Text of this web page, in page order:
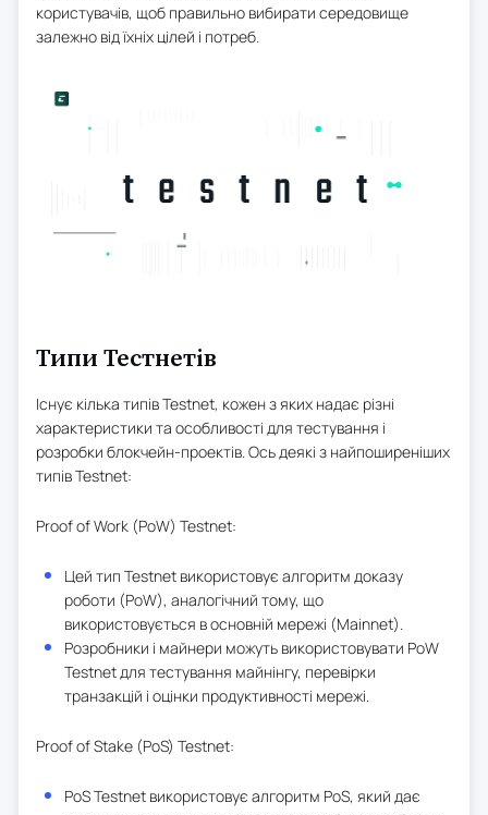
користувачів, щоб правильно вибирати середовище
залежно від їхніх цілей і потреб.
Типи Тестнетів
Існує кілька типів Testnet, кожен з яких надає різні
характеристики та особливості для тестування і
розробки блокчейн-проектів. Ось деякі з найпоширеніших
типів Testnet:
Proof of Work (PoW) Testnet:
Цей тип Testnet використовує алгоритм доказу
роботи (PoW), аналогічний тому, що
використовується в основній мережі (Mainnet).
Розробники і майнери можуть використовувати PoW
Testnet для тестування майнінгу, перевірки
транзакцій і оцінки продуктивності мережі.
Proof of Stake (PoS) Testnet:
PoS Testnet використовує алгоритм PoS, який дає